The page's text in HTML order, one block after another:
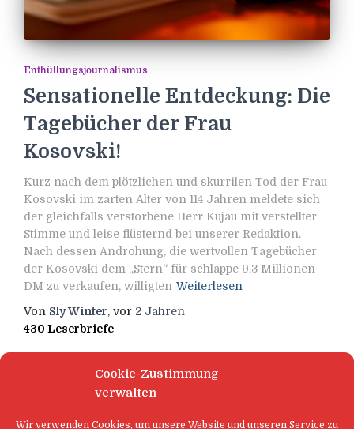
Cookie-Zustimmung
verwalten
Wir verwenden Cookies, um unsere Website und unseren Service zu
Enthüllungsjournalismus
Sensationelle Entdeckung: Die
Tagebücher der Frau
Kosovski!
Kurz nach dem plötzlichen und skurrilen Tod der Frau
Kosovski im zarten Alter von 114 Jahren meldete sich
der gleichfalls verstorbene Herr Kujau mit verstellter
Stimme und leise flüsternd bei unserer Redaktion.
Nach dessen Androhung, die wertvollen Tagebücher
der Kosovski dem „Stern“ für schlappe 9,3 Millionen
DM zu verkaufen, willigten Weiterlesen
Von Sly Winter, vor 2 Jahren
430 Leserbriefe